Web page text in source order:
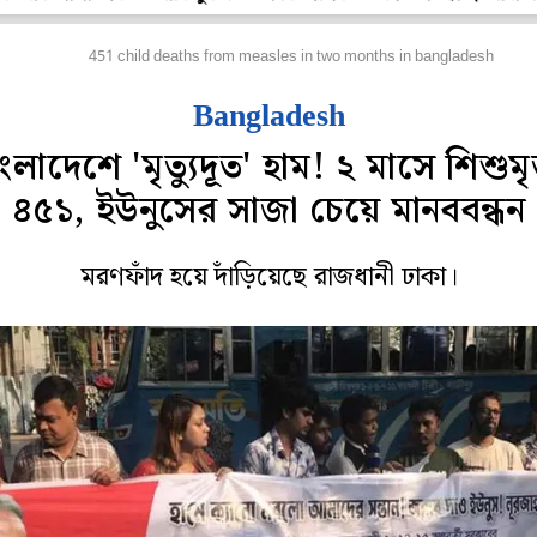
451 child deaths from measles in two months in bangladesh
Bangladesh
'মৃত্যুদূত' হাম! ২ মাসে
৪৫১, ইউনুসের সাজা চেয়ে মানববন্ধন
মরণফাঁদ হয়ে দাঁড়িয়েছে রাজধানী ঢাকা।